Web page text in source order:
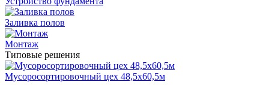
Заливка полов
Монтаж
Типовые решения
Мусоросортировочный цех 48,5x60,5м